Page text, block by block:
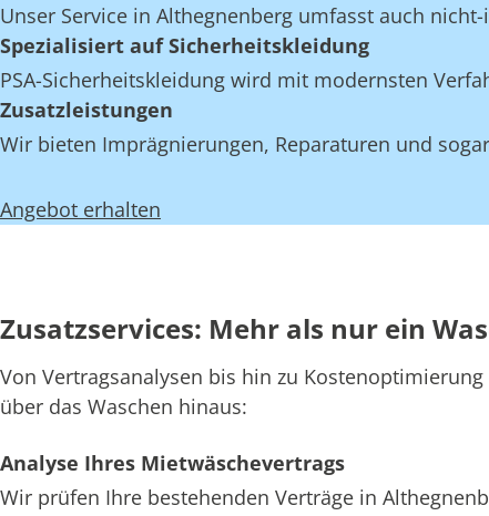
Unser Service in Althegnenberg umfasst auch
Spezialisiert auf Sicherheitskleidung
PSA-Sicherheitskleidung wird mit modernsten
Zusatzleistungen
Wir bieten Imprägnierungen, Reparaturen und
Angebot erhalten
Zusatzservices: Mehr als nur ein
Von Vertragsanalysen bis hin zu
über das Waschen hinaus:
Analyse Ihres Mietwäschevertrags
Wir prüfen Ihre bestehenden Verträge in